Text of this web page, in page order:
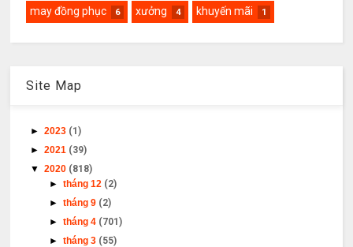
may đồng phục 6 xưởng 4 khuyến mãi 1
Site Map
►2023 (1)
►2021 (39)
▼2020 (818)
►tháng 12 (2)
►tháng 9 (2)
►tháng 4 (701)
►tháng 3 (55)